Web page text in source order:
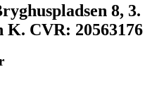
8, 3.
K. CVR: 20563176